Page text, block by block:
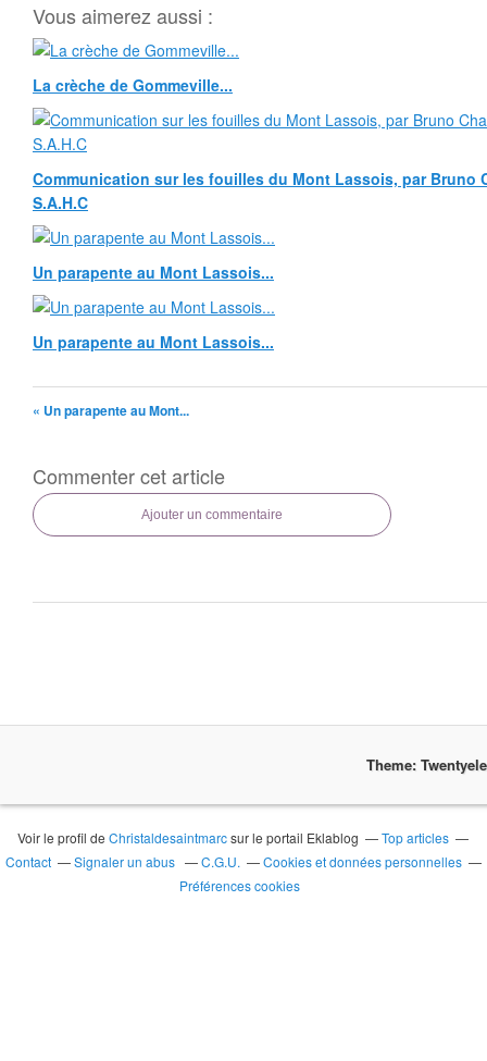
Vous aimerez aussi :
La crèche de Gommeville...
Communication sur les fouilles du Mont Lassois, par Bruno
S.A.H.C
Un parapente au Mont Lassois...
Un parapente au Mont Lassois...
« Un parapente au Mont...
Commenter cet article
Ajouter un commentaire
Theme:
Voir le profil deChristaldesaintmarcsur le portail Eklablog
Top articles
Contact
Signaler un abus C.G.U.
Cookies et données personnelles
Préférences cookies